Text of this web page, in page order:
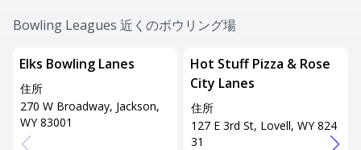
Bowling Leagues 近くのボウリング場
Elks Bowling Lanes
住所
270 W Broadway, Jackson,
WY 83001
Hot Stuff Pizza & Rose
City Lanes
住所
127 E 3rd St, Lovell, WY 824
31